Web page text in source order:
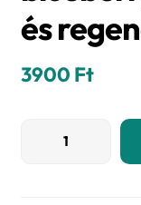
és
3900 Ft